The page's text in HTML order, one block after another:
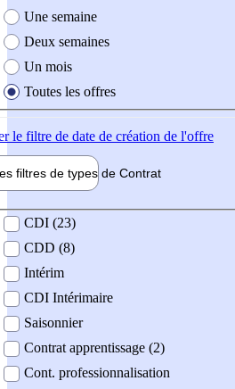
Une semaine
Deux semaines
Un mois
Toutes les offres
le filtre de date de création de l'offre
filtres de types de Contrat
contrat
CDI (23)
CDD (8)
Intérim
CDI Intérimaire
Saisonnier
Contrat apprentissage (2)
Cont. professionnalisation